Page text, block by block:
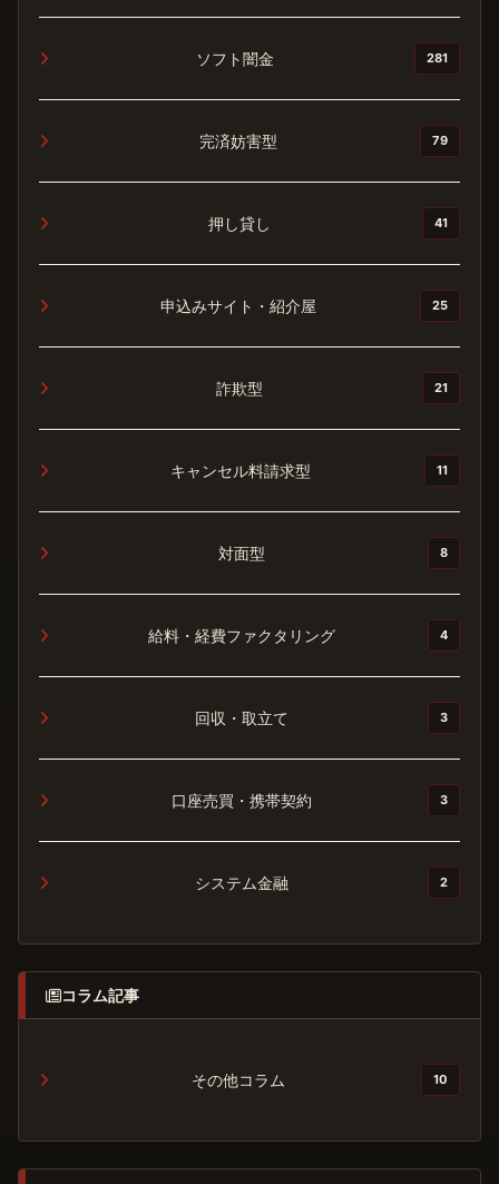
ソフト闇金 281
完済妨害型 79
押し貸し 41
申込みサイト・紹介屋 25
詐欺型 21
キャンセル料請求型 11
対面型 8
給料・経費ファクタリング 4
回収・取立て 3
口座売買・携帯契約 3
システム金融 2
コラム記事
その他コラム 10